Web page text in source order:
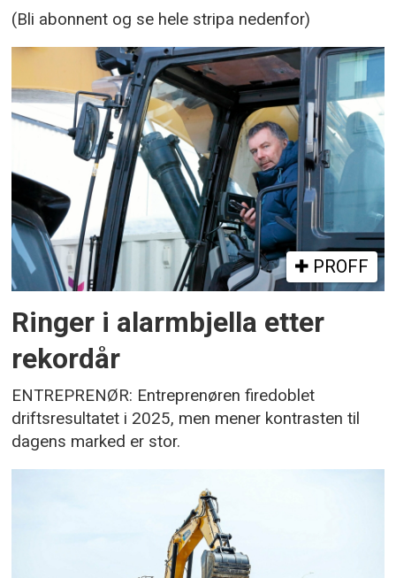
(Bli abonnent og se hele stripa nedenfor)
PROFF
Ringer i alarmbjella etter
rekordår
ENTREPRENØR: Entreprenøren firedoblet
driftsresultatet i 2025, men mener kontrasten til
dagens marked er stor.